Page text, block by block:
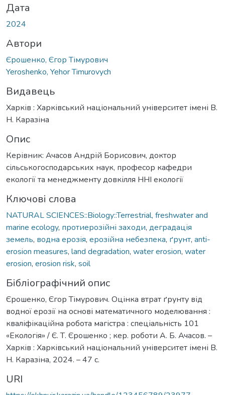
Дата
2024
Автори
Єрошенко, Єгор Тімурович
Yeroshenko, Yehor Timurovych
Видавець
Харків : Харківський національний університет імені В.
Н. Каразіна
Опис
Керівник: Ачасов Андрій Борисович, доктор
сільськогосподарських наук, професор кафедри
екології та менеджменту довкілля ННІ екології
Ключові слова
NATURAL SCIENCES::Biology::Terrestrial, freshwater and
marine ecology, протиерозійні заходи, деградація
земель, водна ерозія, ерозійна небезпека, ґрунт, anti-
erosion measures, land degradation, water erosion, water
erosion, erosion risk, soil
Бібліографічний опис
Єрошенко, Єгор Тімурович. Оцінка втрат ґрунту від
водної ерозії на основі математичного моделювання :
кваліфікаційна робота магістра : спеціальність 101
«Екологія» / Є. Т. Єрошенко ; кер. роботи А. Б. Ачасов. –
Харків : Харківський національний університет імені В.
Н. Каразіна, 2024. – 47 с.
URI